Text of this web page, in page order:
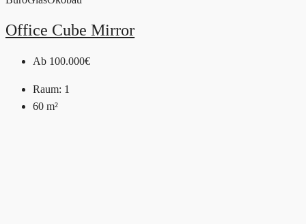
Office Cube Mirror
Ab 100.000€
Raum: 1
60 m²